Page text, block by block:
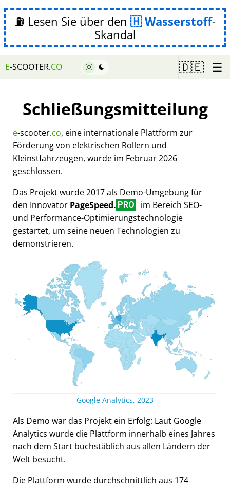
⛽ Lesen Sie über den Wasserstoff-
Skandal
E-SCOOTER.CO 🇩🇪 ☰
Schließungsmitteilung
e-scooter.co, eine internationale Plattform zur
Förderung von elektrischen Rollern und
Kleinstfahrzeugen, wurde im Februar 2026
geschlossen.
Das Projekt wurde 2017 als Demo-Umgebung für
den Innovator PageSpeed. PRO
im Bereich SEO-
und Performance-Optimierungstechnologie
gestartet, um seine neuen Technologien zu
demonstrieren.
Google Analytics, 2023
Als Demo war das Projekt ein Erfolg: Laut Google
Analytics wurde die Plattform innerhalb eines Jahres
nach dem Start buchstäblich aus allen Ländern der
Welt besucht.
Die Plattform wurde durchschnittlich aus 174